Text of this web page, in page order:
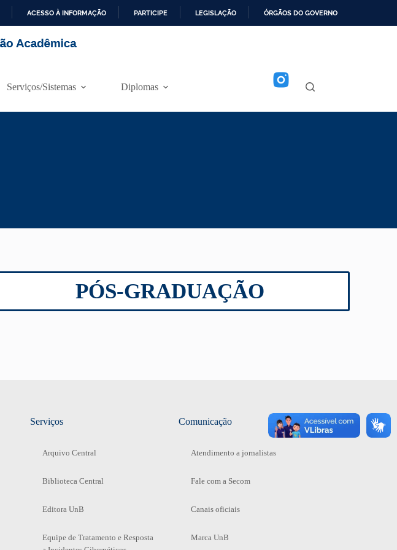
ACESSO À INFORMAÇÃO PARTICIPE LEGISLAÇÃO ÓRGÃOS DO GOVERNO
Serviços/Sistemas Diplomas
PÓS-GRADUAÇÃO
Serviços
Arquivo Central
Biblioteca Central
Editora UnB
Equipe de Tratamento e Resposta
Comunicação
Atendimento a jornalistas
Fale com a Secom
Canais oficiais
Marca UnB